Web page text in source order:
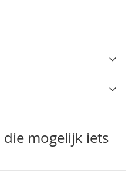
mogelijk iets